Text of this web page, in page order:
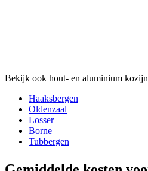
Bekijk ook hout- en aluminium
Haaksbergen
Oldenzaal
Losser
Borne
Tubbergen